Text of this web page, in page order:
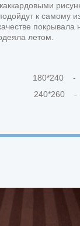
к самому
покрывала
летом.
180*240 -
240*260 -